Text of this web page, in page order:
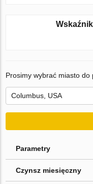
Prosimy wybrać miasto do
Parametry
Czynsz miesięczny